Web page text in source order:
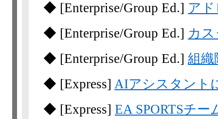
◆ [Enterprise/Group Ed.] ア
◆ [Enterprise/Group Ed.] カ
◆ [Enterprise/Group Ed.] 組織
◆ [Express] AIアシスタント
◆ [Express] EA SPORTSチー